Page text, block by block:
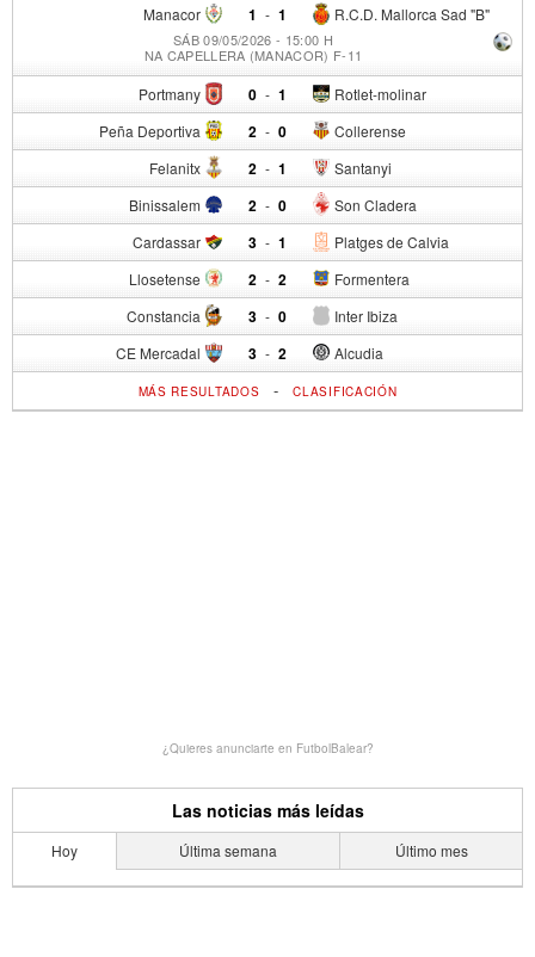
Manacor 1 - R.C.D. Mallorca Sad "B"
1
SÁB 09/05/2026 - 15:00 H
NA CAPELLERA (MANACOR) F-11
Portmany 0 - Rotlet-molinar
1
Peña Deportiva 2 - Collerense
0
Felanitx 2 - Santanyi
1
Binissalem 2 - Son Cladera
0
Cardassar 3 - Platges de Calvia
1
Llosetense 2 - Formentera
2
Constancia 3 - Inter Ibiza
0
CE Mercadal 3 - Alcudia
2
MÁS RESULTADOS -CLASIFICACIÓN
¿Quieres anunciarte en FutbolBalear?
Las noticias más leídas
Hoy Última semana Último mes